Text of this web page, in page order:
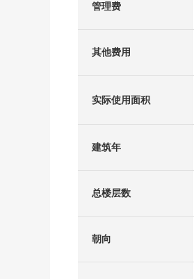
管理费
其他费用
实际使用面积
建筑年
总楼层数
朝向